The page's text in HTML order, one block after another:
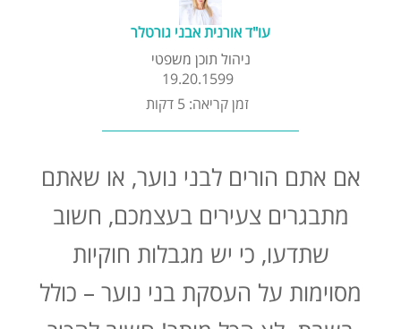
שאלות נפוצות
התנתקות
עו"ד אורנית אבני גורטלר
ניהול תוכן משפטי
19.20.1599
זמן קריאה: 5 דקות
אם אתם הורים לבני נוער, או שאתם
מתבגרים צעירים בעצמכם, חשוב
שתדעו, כי יש מגבלות חוקיות
מסוימות על העסקת בני נוער – כולל